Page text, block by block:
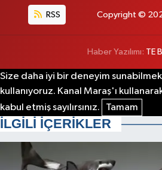
RSS Copyright ©
Haber Yazılımı: TE
Size daha iyi bir deneyim
kullanıyoruz. Kanal Maraş'ı
kabul etmiş sayılırsınız.
Tamam